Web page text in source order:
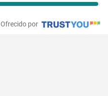
Ofrecido por